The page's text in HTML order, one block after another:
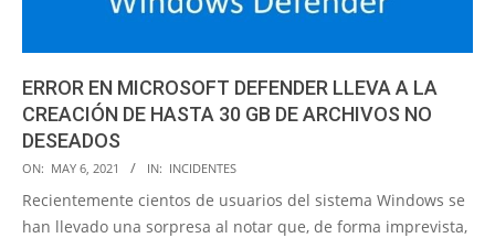
ERROR EN MICROSOFT DEFENDER LLEVA A LA
CREACIÓN DE HASTA 30 GB DE ARCHIVOS NO
DESEADOS
2021-
05-
06
ON: MAY 6, 2021 IN: INCIDENTES
Recientemente cientos de usuarios del sistema Windows se
han llevado una sorpresa al notar que, de forma imprevista,